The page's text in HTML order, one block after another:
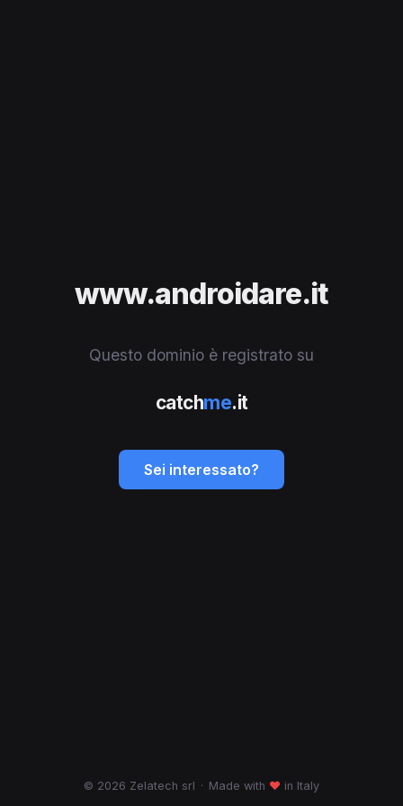
www.androidare.it
Questo dominio è registrato su
catchme.it
Sei interessato?
© 2026 Zelatech srl · Made with ♥ in Italy